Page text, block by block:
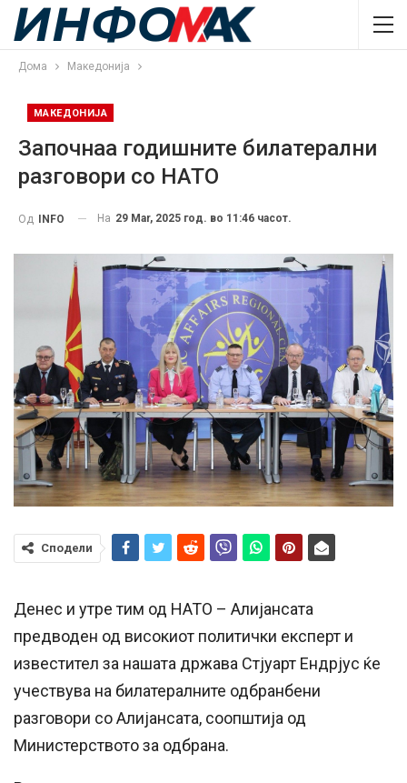
Дома Македонија
МАКЕДОНИЈА
Започнаа годишните билатерални
разговори со НАТО
Од INFO На 29 Mar, 2025 год. во 11:46 часот.
Сподели
Денес и утре тим од НАТО – Алијансата
предводен од високиот политички експерт и
известител за нашата држава Стјуарт Ендрјус ќе
учествува на билатералните одбранбени
разговори со Алијансата, соопштија од
Министерството за одбрана.